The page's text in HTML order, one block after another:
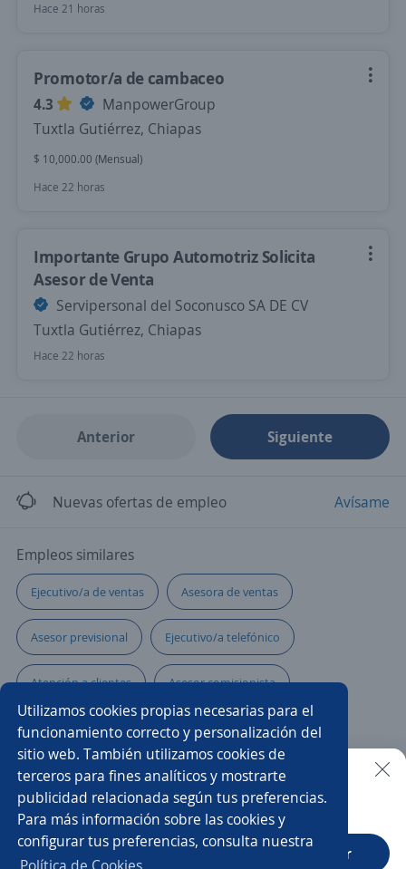
Utilizamos cookies propias necesarias para el
funcionamiento correcto y personalización del
sitio web. También utilizamos cookies de
terceros para fines analíticos y mostrarte
publicidad relacionada según tus preferencias.
Para más información sobre las cookies y
configurar tus preferencias, consulta nuestra
Hace 21 horas
Promotor/a de cambaceo
4.3
ManpowerGroup
Tuxtla Gutiérrez, Chiapas
$ 10,000.00 (Mensual)
Hace 22 horas
Importante Grupo Automotriz Solicita
Asesor de Venta
Servipersonal del Soconusco SA DE CV
Tuxtla Gutiérrez, Chiapas
Hace 22 horas
Anterior Siguiente
Nuevas ofertas de empleo Avísame
Empleos similares
Ejecutivo/a de ventas Asesora de ventas
Asesor previsional Ejecutivo/a telefónico
Atención a clientes Asesor comisionista
Asistente de ventas Gerente tienda
Gerente de sucursal Especialista en ventas
Vendedor mostrador Vendedor telefonía
Promotor/a de crédito
Buscar es más fácil en la app
CT App Abrir